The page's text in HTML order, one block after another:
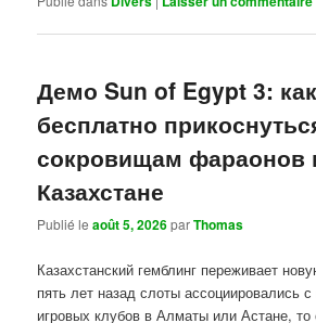
Демо Sun of Egypt 3: как
бесплатно
сокровищам фараонов
Казахстане
Publié leaoût 5, 2026parThomas
Казахстанский гемблинг переживает
пять лет назад слоты ассоциировались
игровых клубов в Алматы или Астане, то